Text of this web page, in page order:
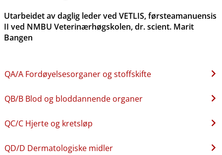
Utarbeidet av daglig leder ved VETLIS, førsteamanuensis
II ved NMBU Veterinærhøgskolen, dr. scient. Marit
Bangen
QA​/​A Fordøyelsesorganer og stoffskifte
QB​/​B Blod og bloddannende organer
QC​/​C Hjerte og kretsløp
QD​/​D Dermatologiske midler